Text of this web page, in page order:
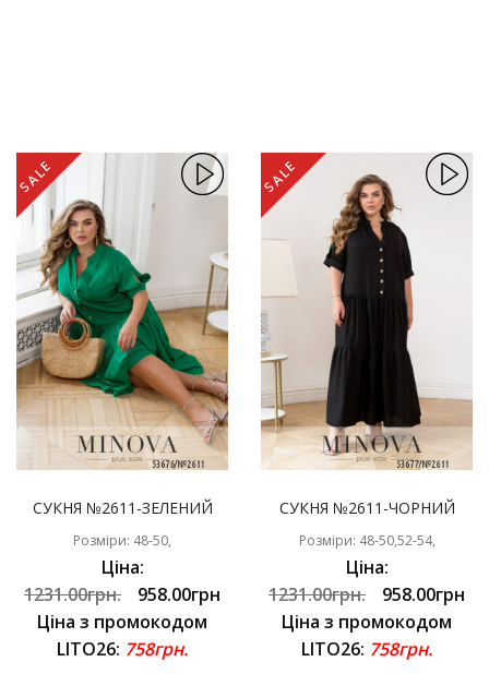
SALE
СУКНЯ №2611-ЗЕЛЕНИЙ
Розміри: 48-50,
Ціна:
1231.00грн.
958.00грн
Ціна з промокодом
LITO26: 758грн.
SALE
СУКНЯ №2611-ЧОРНИЙ
Розміри: 48-50,52-54,
Ціна:
1231.00грн.
958.00грн
Ціна з промокодом
LITO26: 758грн.